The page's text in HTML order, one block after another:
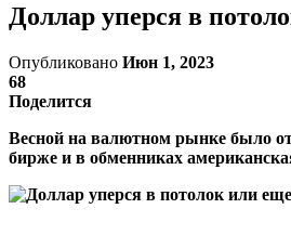
Доллар уперся в
Опубликовано Июн 1, 2023
68
Поделится
Весной на валютном рынке было
бирже и в обменниках